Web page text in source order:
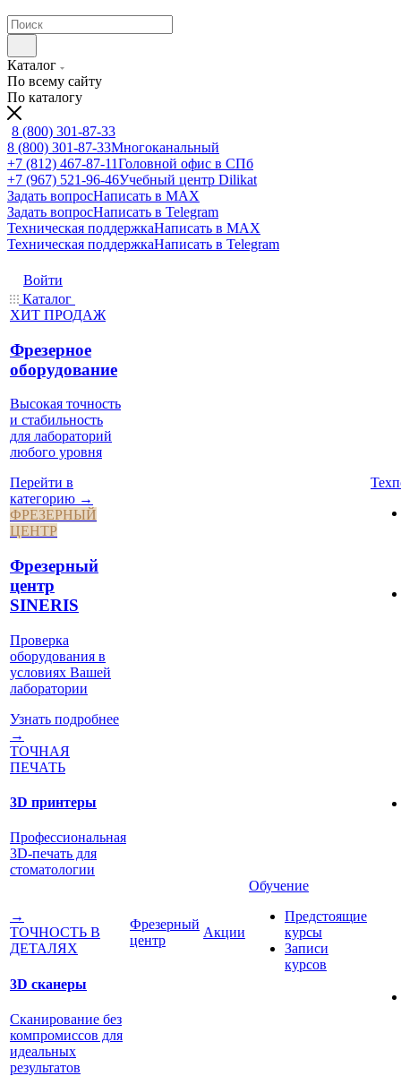
Каталог
По всему сайту
По каталогу
8 (800) 301-87-33
8 (800) 301-87-33Многоканальный
+7 (812) 467-87-11Головной офис в СПб
+7 (967) 521-96-46Учебный центр Dilikat
Задать вопросНаписать в MAX
Задать вопросНаписать в Telegram
Техническая поддержкаНаписать в MAX
Техническая поддержкаНаписать в Telegram
Войти
Каталог
ХИТ ПРОДАЖ
Фрезерное
оборудование
Высокая точность
и стабильность
для лабораторий
любого уровня
Перейти в
категорию →
ФРЕЗЕРНЫЙ
ЦЕНТР
Фрезерный
центр
SINERIS
Проверка
оборудования в
условиях Вашей
лаборатории
Узнать подробнее
→
ТОЧНАЯ
ПЕЧАТЬ
3D принтеры
Профессиональная
3D-печать для
стоматологии
→
ТОЧНОСТЬ В
ДЕТАЛЯХ
3D сканеры
Сканирование без
компромиссов для
идеальных
результатов
Фрезерный
центр
Акции
Обучение
Предстоящие
курсы
Записи
курсов